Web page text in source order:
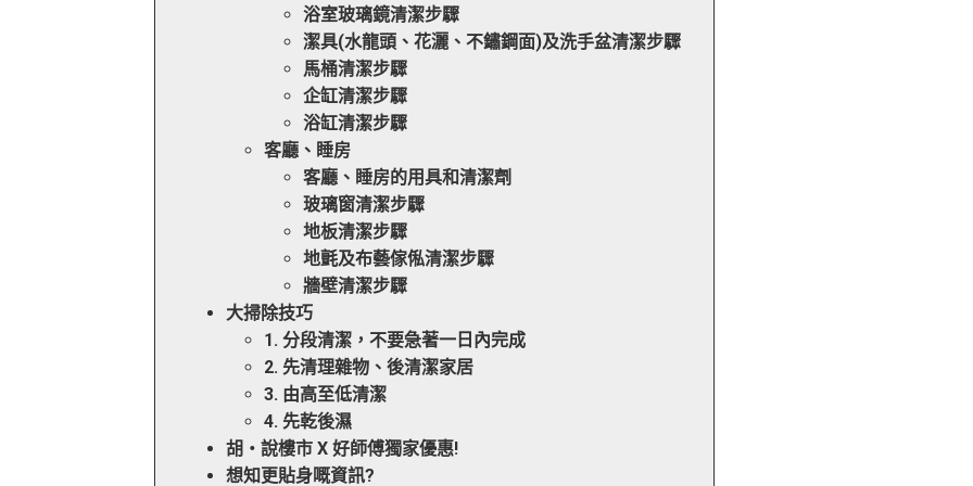
浴室玻璃鏡清潔步驟
潔具(水龍頭、花灑、不鏽鋼面)及洗手盆清潔步驟
馬桶清潔步驟
企缸清潔步驟
浴缸清潔步驟
客廳、睡房
客廳、睡房的用具和清潔劑
玻璃窗清潔步驟
地板清潔步驟
地氈及布藝傢俬清潔步驟
牆壁清潔步驟
大掃除技巧
1. 分段清潔，不要急著一日內完成
2. 先清理雜物、後清潔家居
3. 由高至低清潔
4. 先乾後濕
胡‧說樓市 X 好師傅獨家優惠!
想知更貼身嘅資訊?